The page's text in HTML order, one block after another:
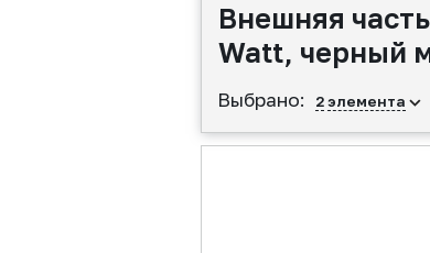
Внешняя
Watt, черный
Выбрано: 2элемента